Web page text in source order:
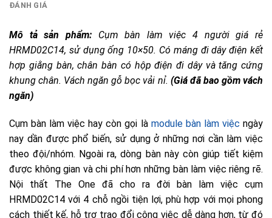
ĐÁNH GIÁ
Mô tả sản phẩm:
(Giá đã bao gồm vách
ngăn)